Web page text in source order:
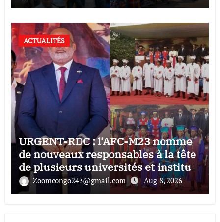
ACTUALITÉS
URGENT-RDC : l’AFC-M23 nomme
de nouveaux responsables à la tête
de plusieurs universités et instituts
supérieurs au Nord et au Sud-Kivu
Zoomcongo243@gmail.com Aug 8, 2026